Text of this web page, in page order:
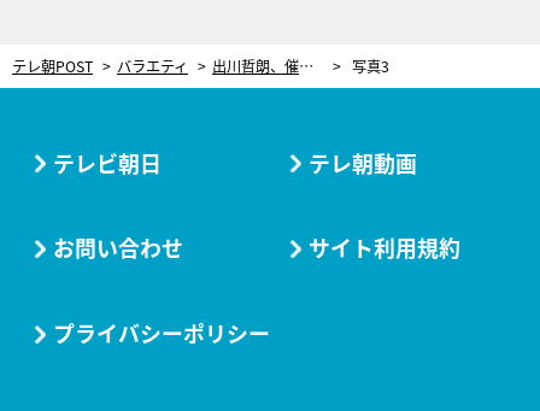
テレ朝POST バラエティ 出川哲朗、催眠をかけられ…両手が大変なことに！長嶋一茂＆ホラン千秋も大盛り上がり 写真3
テレビ朝日 テレ朝動画
お問い合わせ サイト利用規約
プライバシーポリシー